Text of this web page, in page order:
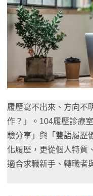
履歷寫不出來、方向不
作？」。104履歷診療
驗分享」與「雙語履歷
化履歷，更從個人特質
適合求職新手、轉職者